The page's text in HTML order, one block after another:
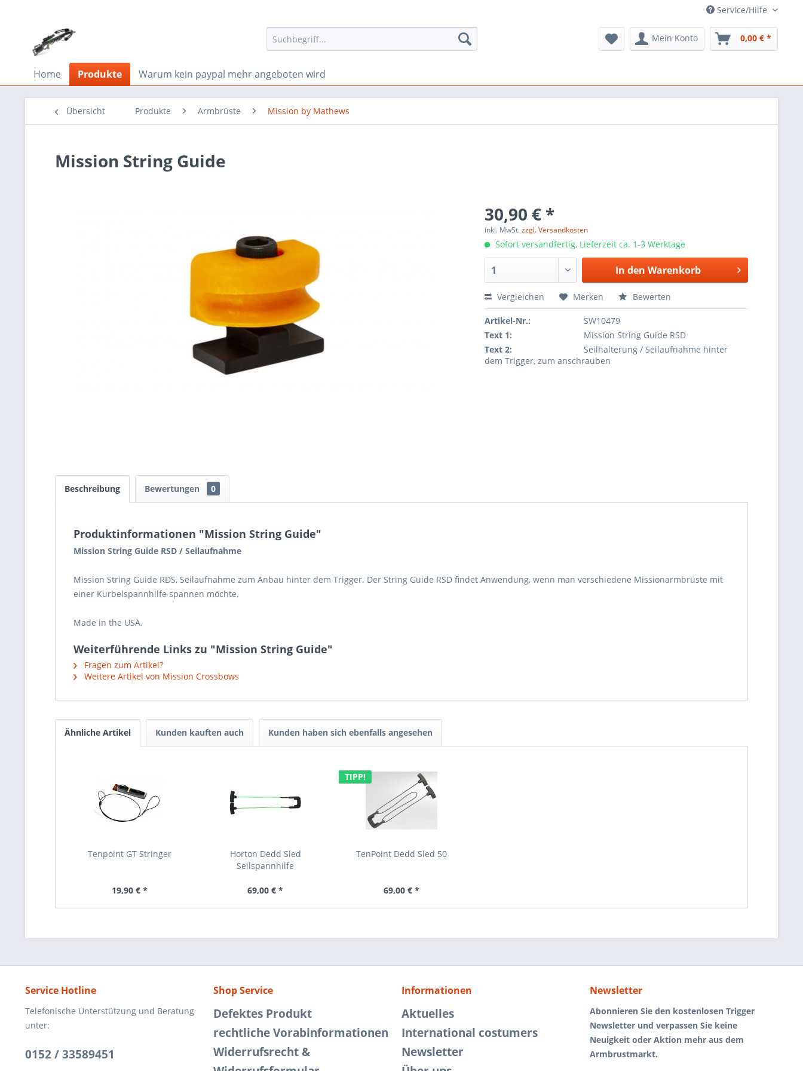
Service/Hilfe
Mein Konto 0,00 € *
Home Produkte Warum kein paypal mehr angeboten wird
Übersicht Produkte Armbrüste Mission by Mathews
Mission String Guide
30,90 € *
inkl. MwSt.zzgl. Versandkosten
Sofort versandfertig, Lieferzeit ca. 1-3 Werktage
In den Warenkorb
Vergleichen Merken Bewerten
Artikel-Nr.:
SW10479
Text 1:
Mission String Guide RSD
Text 2:
Seilhalterung / Seilaufnahme hinter
dem Trigger, zum anschrauben
Beschreibung Bewertungen 0
Produktinformationen "Mission String Guide"
Mission String Guide RSD / Seilaufnahme
Mission String Guide RDS, Seilaufnahme zum Anbau hinter dem Trigger. Der String Guide RSD findet Anwendung, wenn man verschiedene Missionarmbrüste mit
einer Kurbelspannhilfe spannen möchte.
Made in the USA.
Weiterführende Links zu "Mission String Guide"
Fragen zum Artikel?
Weitere Artikel von Mission Crossbows
Ähnliche Artikel Kunden kauften auch Kunden haben sich ebenfalls angesehen
Tenpoint GT Stringer
19,90 € *
Horton Dedd Sled
Seilspannhilfe
69,00 € *
TIPP!
TenPoint Dedd Sled 50
69,00 € *
Service Hotline
Telefonische Unterstützung und Beratung
unter:
0152 / 33589451
Shop Service
Defektes Produkt
rechtliche Vorabinformationen
Widerrufsrecht &
Informationen
Aktuelles
International costumers
Newsletter
Newsletter
Abonnieren Sie den kostenlosen Trigger
Newsletter und verpassen Sie keine
Neuigkeit oder Aktion mehr aus dem
Armbrustmarkt.